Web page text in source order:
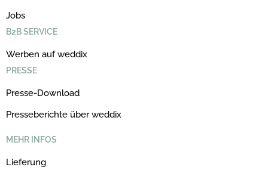
Jobs
B2B SERVICE
Werben auf weddix
PRESSE
Presse-Download
Presseberichte über weddix
MEHR INFOS
Lieferung